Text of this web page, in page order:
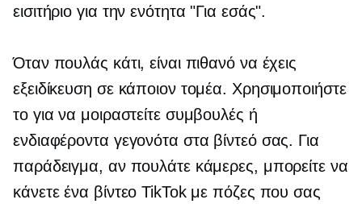
εισιτήριο για την ενότητα "Για εσάς".
Όταν πουλάς κάτι, είναι πιθανό να έχεις
εξειδίκευση σε κάποιον τομέα. Χρησιμοποιήστε
το για να μοιραστείτε συμβουλές ή
ενδιαφέροντα γεγονότα στα βίντεό σας. Για
παράδειγμα, αν πουλάτε κάμερες, μπορείτε να
κάνετε ένα βίντεο TikTok με πόζες που σας